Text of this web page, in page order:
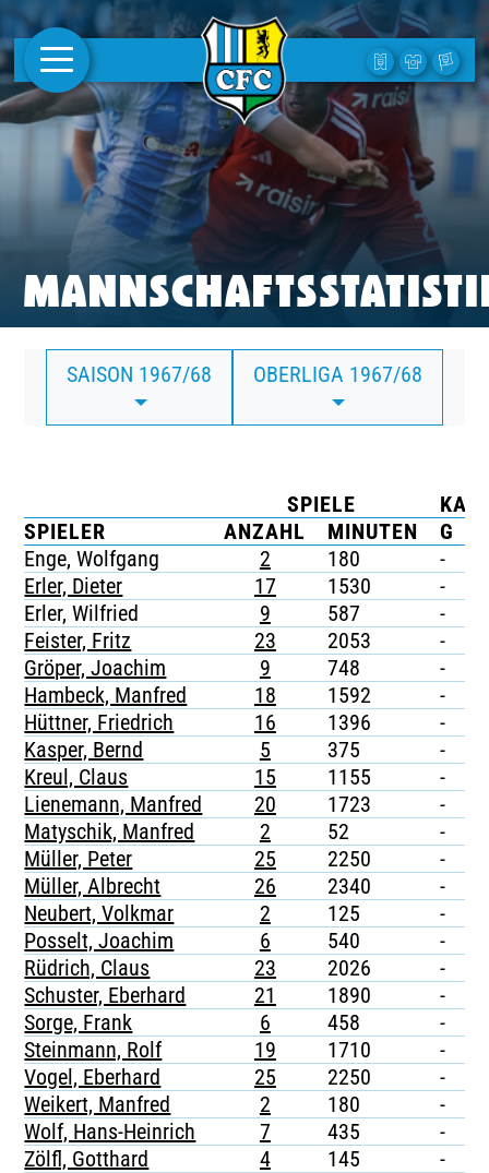
AKTUELLES
1. MANNSCHAFT
FRAUEN
CAMPUS
CLUB
CLUBMITGLIEDSCHAFT
BUSINESS
TICKETING
SAISON 1967/68 OBERLIGA 1967/68
SPIELE
SPIELER
ANZAHL MINUTEN G
Enge, Wolfgang
2 180 -
Erler, Dieter
17 1530 -
Erler, Wilfried
9 587 -
Feister, Fritz
23 2053 -
Gröper, Joachim
9 748 -
Hambeck, Manfred
18 1592 -
Hüttner, Friedrich
16 1396 -
Kasper, Bernd
5 375 -
Kreul, Claus
15 1155 -
Lienemann, Manfred
20 1723 -
Matyschik, Manfred
2 52 -
Müller, Peter
25 2250 -
Müller, Albrecht
26 2340 -
Neubert, Volkmar
2 125 -
Posselt, Joachim
6 540 -
Rüdrich, Claus
23 2026 -
Schuster, Eberhard
21 1890 -
Sorge, Frank
6 458 -
Steinmann, Rolf
19 1710 -
Vogel, Eberhard
25 2250 -
Weikert, Manfred
2 180 -
Wolf, Hans-Heinrich
7 435 -
Zölfl, Gotthard
4 145 -